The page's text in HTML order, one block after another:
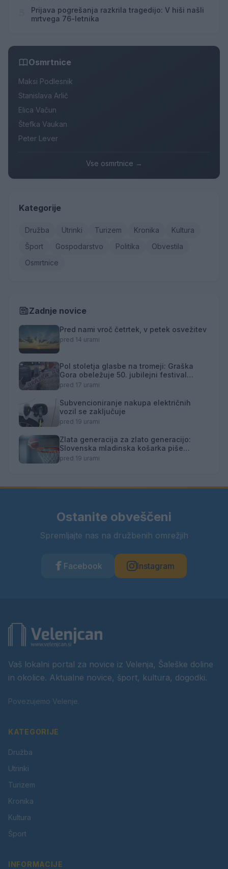
Prijava pogrešanja razkrila tragedijo: V hiši našli
mrtvega 76-letnika
Osmrtnice
Maksi Podlesnik
Stanislava Arlič
Elica Vačun
Štefka Vaukan
Peter Lever
Vse osmrtnice →
Kategorije
Družba Utrinki Turizem Kronika
Kultura
Šport
Gospodarstvo Politika
Obvestila
Osmrtnice
Zadnje novice
Pred nami vroč četrtek, v petek osvežitev
pred 14 urami
Pol stoletja glasbe na tromeji: Graška
Gora obeležuje 50. jubilejni festival
narodno-zabavne glasbe
pred 17 urami
Subvencioniranje nakupa električnih
vozil se zaključuje
pred 19 urami
Zlata generacija za zlato generacijo:
Slovenska mladinska košarka piše
zgodovino
pred 19 urami
Ostanite obveščeni
Spremljajte nas na družbenih omrežjih
Facebook Instagram
Vaš lokalni portal za novice iz Velenja, Šaleške doline
in okolice. Aktualne novice, šport, kultura, dogodki.
Povezujemo Velenje.
KATEGORIJE
Družba
Utrinki
Turizem
Kronika
Kultura
Šport
INFORMACIJE